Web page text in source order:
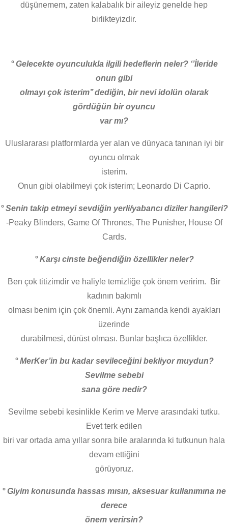
düşünemem, zaten kalabalık bir aileyiz genelde hep
birlikteyizdir.
° Gelecekte oyunculukla ilgili hedeflerin neler? ‘’İleride
onun gibi
olmayı çok isterim’’ dediğin, bir nevi idolün olarak
gördüğün bir oyuncu
var mı?
Uluslararası platformlarda yer alan ve dünyaca tanınan iyi bir
oyuncu olmak
isterim.
Onun gibi olabilmeyi çok isterim; Leonardo Di Caprio.
° Senin takip etmeyi sevdiğin yerli/yabancı diziler hangileri?
-Peaky Blinders, Game Of Thrones, The Punisher, House Of
Cards.
° Karşı cinste beğendiğin özellikler neler?
Ben çok titizimdir ve haliyle temizliğe çok önem veririm. Bir
kadının bakımlı
olması benim için çok önemli. Aynı zamanda kendi ayakları
üzerinde
durabilmesi, dürüst olması. Bunlar başlıca özellikler.
° MerKer’in bu kadar sevileceğini bekliyor muydun?
Sevilme sebebi
sana göre nedir?
Sevilme sebebi kesinlikle Kerim ve Merve arasındaki tutku.
Evet terk edilen
biri var ortada ama yıllar sonra bile aralarında ki tutkunun hala
devam ettiğini
görüyoruz.
° Giyim konusunda hassas mısın, aksesuar kullanımına ne
derece
önem verirsin?